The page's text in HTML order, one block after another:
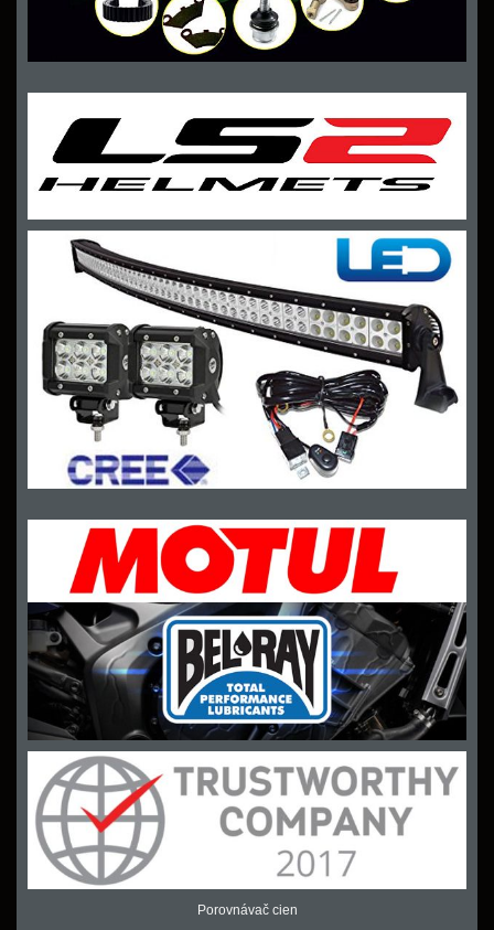
Porovnávač cien